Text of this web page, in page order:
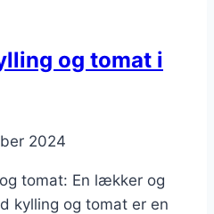
og tomat i
2024
tomat: En lækker og
kylling og tomat er en